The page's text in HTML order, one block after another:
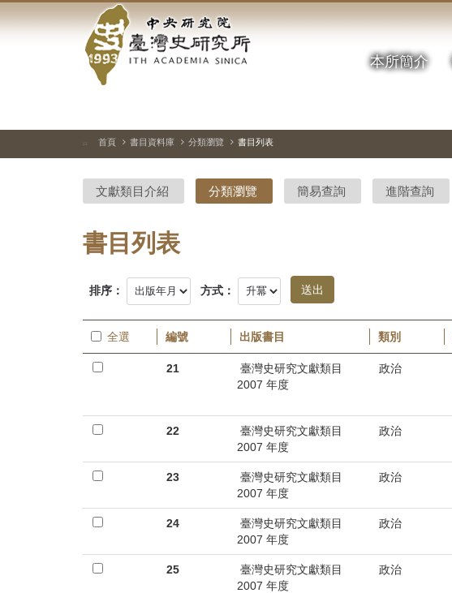
到
中
央
研
院-
臺
灣
史
究
所-
首
本所簡介
::: 首頁 書目資料庫 分類瀏覽 書目列表
文獻類目介紹 分類瀏覽 簡易查詢 進階查詢
書目列表
排序： 方式：
全選 編號 出版書目 類別
21
臺灣史研究文獻類目
2007 年度
政治
22
臺灣史研究文獻類目
2007 年度
政治
23
臺灣史研究文獻類目
2007 年度
政治
24
臺灣史研究文獻類目
2007 年度
政治
25
臺灣史研究文獻類目
2007 年度
政治